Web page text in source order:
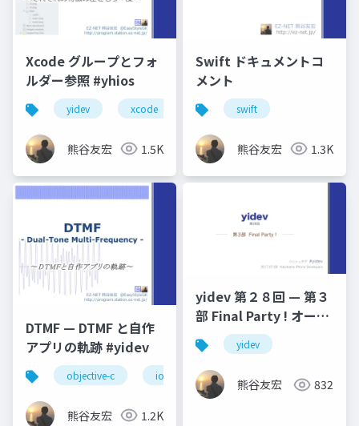
Xcode グループとフォ
ルダー参照 #yhios
yidev xcode 横浜へなちょこ勉強会
熊谷友宏 1.5K
Swift ドキュメントコ
メント
swift
熊谷友宏 1.3K
DTMF — DTMF と自作
アプリの軌跡 #yidev
objective-c ios dtmf オーディオ
熊谷友宏 1.2K
yidev 第２８回 — 第３
部 Final Party ! オープ
ニングyidev
熊谷友宏 832